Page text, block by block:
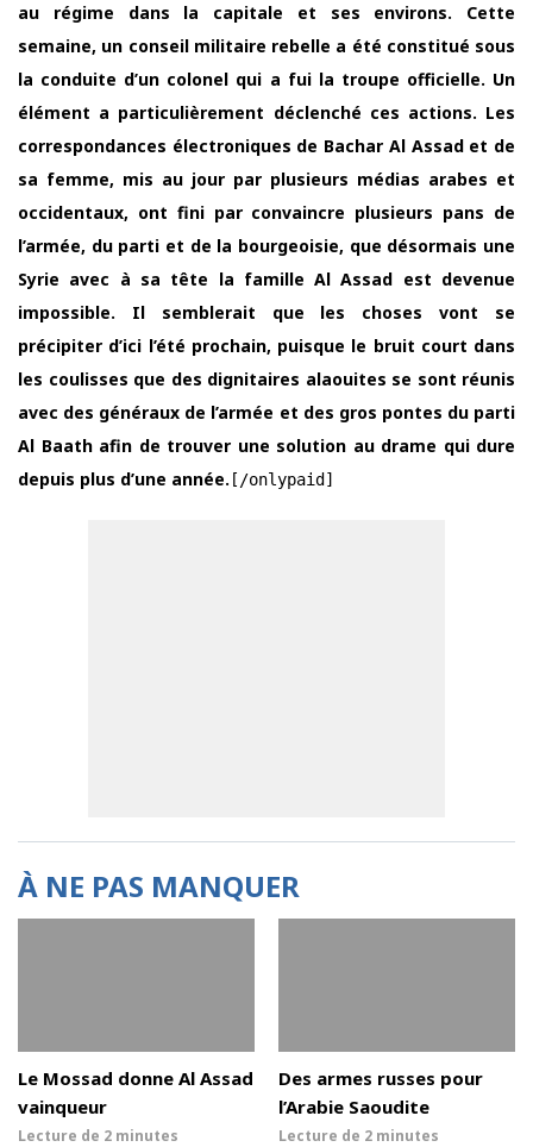
au régime dans la capitale et ses environs. Cette
semaine, un conseil militaire rebelle a été constitué sous
la conduite d’un colonel qui a fui la troupe officielle. Un
élément a particulièrement déclenché ces actions. Les
correspondances électroniques de Bachar Al Assad et de
sa femme, mis au jour par plusieurs médias arabes et
occidentaux, ont fini par convaincre plusieurs pans de
l’armée, du parti et de la bourgeoisie, que désormais une
Syrie avec à sa tête la famille Al Assad est devenue
impossible. Il semblerait que les choses vont se
précipiter d’ici l’été prochain, puisque le bruit court dans
les coulisses que des dignitaires alaouites se sont réunis
avec des généraux de l’armée et des gros pontes du parti
Al Baath afin de trouver une solution au drame qui dure
depuis plus d’une année. [/onlypaid]
À NE PAS MANQUER
Le Mossad donne Al Assad
vainqueur
Lecture de 2 minutes
Des armes russes pour
l’Arabie Saoudite
Lecture de 2 minutes